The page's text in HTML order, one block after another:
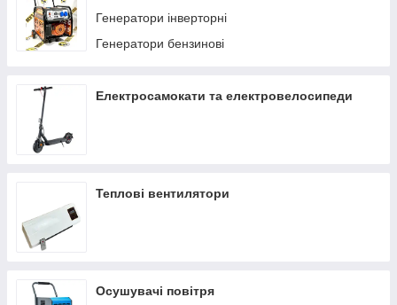
Генератори інверторні
Генератори бензинові
Електросамокати та електровелосипеди
Теплові вентилятори
Осушувачі повітря